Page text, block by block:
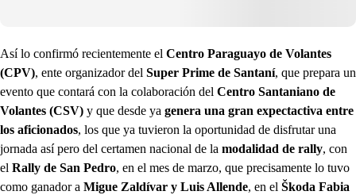
Así lo confirmó recientemente el Centro Paraguayo de Volantes
(CPV), ente organizador del Super Prime de Santaní, que prepara un
evento que contará con la colaboración del Centro Santaniano de
Volantes (CSV) y que desde ya genera una gran expectactiva entre
los aficionados, los que ya tuvieron la oportunidad de disfrutar una
jornada así pero del certamen nacional de la modalidad de rally, con
el Rally de San Pedro, en el mes de marzo, que precisamente lo tuvo
como ganador a Migue Zaldívar y Luis Allende, en el Škoda Fabia